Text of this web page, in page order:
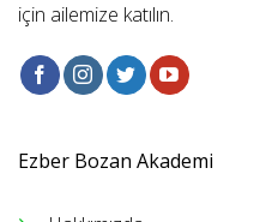
için ailemize katılın.
Ezber Bozan Akademi